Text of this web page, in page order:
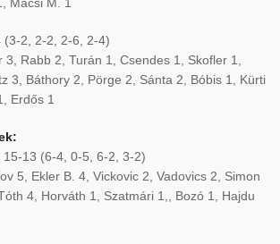
(3-2, 2-2, 2-6, 2-4)
Rabb 2, Turán 1, Csendes 1, Skofler 1,
3, Báthory 2, Pörge 2, Sánta 2, Bóbis 1, Kürti
Erdős 1
15-13 (6-4, 0-5, 6-2, 3-2)
5, Ekler B. 4, Vickovic 2, Vadovics 2, Simon
4, Horváth 1, Szatmári 1,, Bozó 1, Hajdu